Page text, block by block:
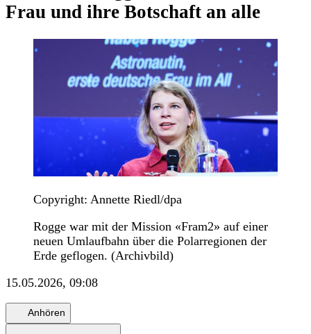
Frau und ihre Botschaft an alle
Copyright: Annette Riedl/dpa
Rogge war mit der Mission «Fram2» auf einer
neuen Umlaufbahn über die Polarregionen der
Erde geflogen. (Archivbild)
15.05.2026, 09:08
Anhören